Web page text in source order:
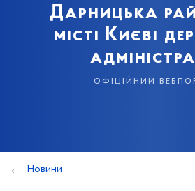
Дарницька
місті Києві
офіційний
Новини